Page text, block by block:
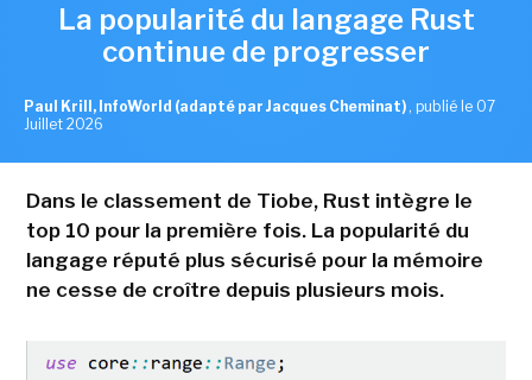
La popularité du langage Rust
continue de progresser
Paul Krill, InfoWorld (adapté par Jacques Cheminat) , publié le 07
Juillet 2026
Dans le classement de Tiobe, Rust intègre le
top 10 pour la première fois. La popularité du
langage réputé plus sécurisé pour la mémoire
ne cesse de croître depuis plusieurs mois.